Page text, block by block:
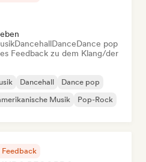
DancehallDanceDance pop
Feedback zu dem Klang/der
Dancehall
Dance pop
Musik Pop-Rock
Feedback